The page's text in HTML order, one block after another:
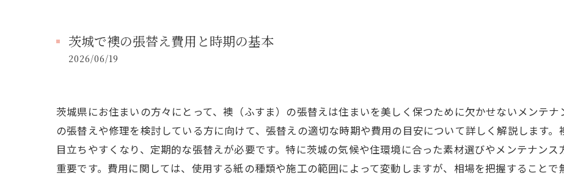
茨城で襖の張替え費用と時期の基本
2026/06/19
茨城県にお住まいの方々にとって、襖（ふすま）の張替えは住まいを美しく保つために欠かせないメンテ
の張替えや修理を検討している方に向けて、張替えの適切な時期や費用の目安について詳しく解説します
目立ちやすくなり、定期的な張替えが必要です。特に茨城の気候や住環境に合った素材選びやメンテナン
重要です。費用に関しては、使用する紙の種類や施工の範囲によって変動しますが、相場を把握すること